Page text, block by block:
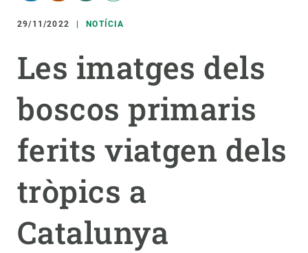
29/11/2022 NOTÍCIA
Les imatges dels
boscos primaris
ferits viatgen dels
tròpics a
Catalunya
responsive
Responsive
menu
RECERCA
CIÈNCIA EN ACCIÓ
UNEIX-TE A NOSALTRES
PARTICIPA
NOTÍCIES I AGENDA